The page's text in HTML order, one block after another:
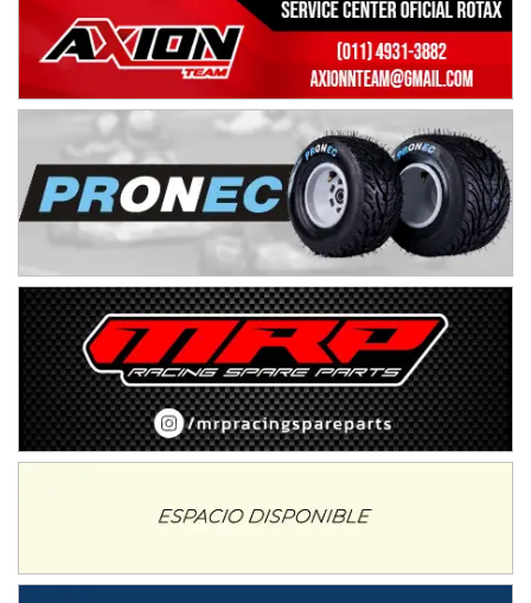
COBERTURA ESPECIAL DE E-KART.COM.AR
08/09-AGO
IAME SERIES ARGENTINA 6
Ramiro Tot (Asfalto)
Baradero (Buenos Aires)
KDO - F6
Ciudad de Trenque Lauquen (Asfalto)
Trenque Lauquen (Buenos Aires)
ENTRERRIANO - F6 (POSTERGADA)
Parque de la Velocidad (Asfalto)
Villaguay (Entre Ríos)
VICTORIENSE - F7
El Cerro (Tierra)
Victoria (Entre Ríos)
PATAGONICO - F6
Gral. E. Godoy (Río Negro)
Juventud Unida (Tierra)